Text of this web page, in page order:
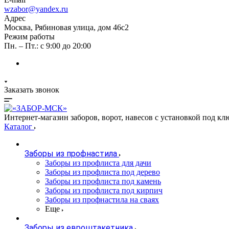
wzabor@yandex.ru
Адрес
Москва, Рябиновая улица, дом 46с2
Режим работы
Пн. – Пт.: с 9:00 до 20:00
Заказать звонок
Интернет-магазин заборов, ворот, навесов с установкой под
Каталог
Заборы из профнастила
Заборы из профлиста для дачи
Заборы из профлиста под дерево
Заборы из профлиста под камень
Заборы из профлиста под кирпич
Заборы из профнастила на сваях
Еще